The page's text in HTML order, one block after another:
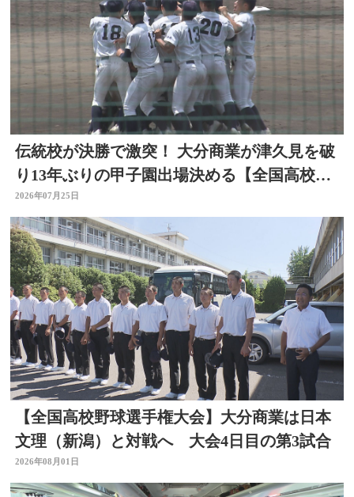
伝統校が決勝で激突！ 大分商業が津久見を破
り13年ぶりの甲子園出場決める【全国高校野
球大分大会】
2026年07月25日
【全国高校野球選手権大会】大分商業は日本
文理（新潟）と対戦へ 大会4日目の第3試合
2026年08月01日